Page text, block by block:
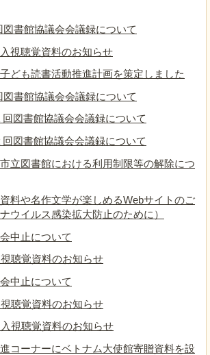
書館協議会会議録について
視聴覚資料のお知らせ
ども読書活動推進計画を策定しました
書館協議会会議録について
図書館協議会会議録について
図書館協議会会議録について
市立図書館における利用制限等の解除につ
料や名作文学が楽しめるWebサイトのご
ウイルス感染拡大防止のために）
中止について
聴覚資料のお知らせ
中止について
聴覚資料のお知らせ
視聴覚資料のお知らせ
コーナーにベトナム大使館寄贈資料を設